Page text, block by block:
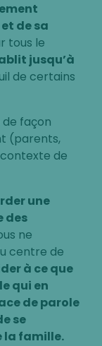
de sa
tous le
jusqu’à
de certains
façon
(parents,
de
une
des
ne
centre de
à ce que
qui en
de parole
se
la famille.